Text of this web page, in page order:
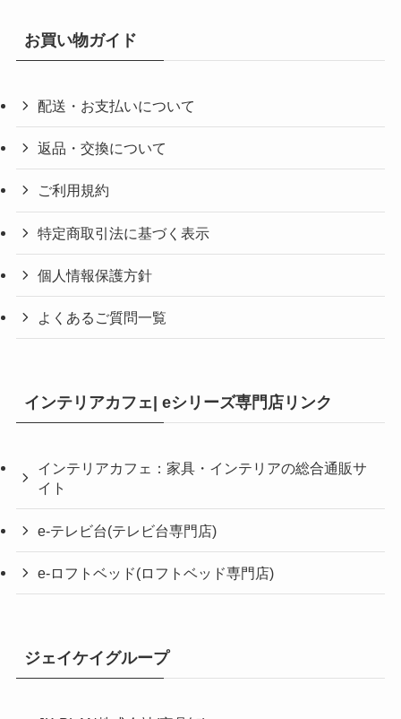
お買い物ガイド
配送・お支払いについて
返品・交換について
ご利用規約
特定商取引法に基づく表示
個人情報保護方針
よくあるご質問一覧
インテリアカフェ| eシリーズ専門店リンク
インテリアカフェ：家具・インテリアの総合通販サ
イト
e-テレビ台(テレビ台専門店)
e-ロフトベッド(ロフトベッド専門店)
ジェイケイグループ